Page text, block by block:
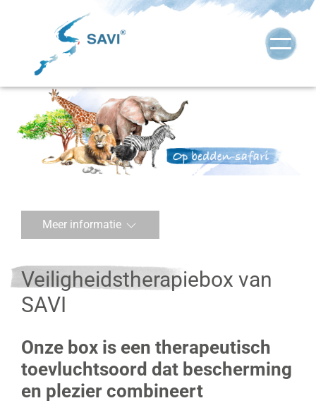
Meer informatie
Veiligheidstherapiebox van
SAVI
Onze box is een therapeutisch
toevluchtsoord dat bescherming
en plezier combineert